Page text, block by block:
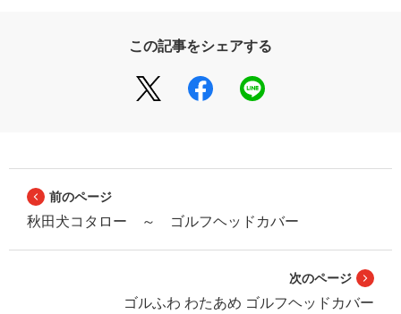
この記事をシェアする
前のページ
秋田犬コタロー ～ ゴルフヘッドカバー
次のページ
ゴルふわ わたあめ ゴルフヘッドカバー